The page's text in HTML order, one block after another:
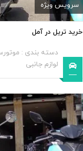
سرویس ویژه
خرید تریل در آمل
دسته بندی :
لوازم جانبی